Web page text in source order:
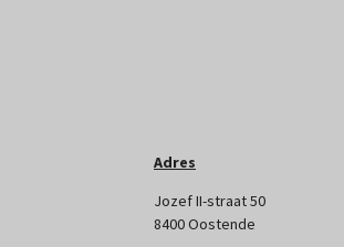
Adres
Jozef II-straat 50
8400 Oostende